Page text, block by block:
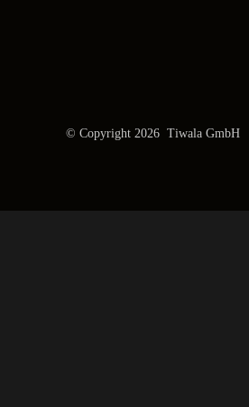
© Copyright 2026 Tiwala GmbH